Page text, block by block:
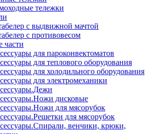
тележки
с выдвижной мачтой
с противовесом
части
для пароконвектоматов
для теплового оборудования
для холодильного оборудования
для электромеханики
дисковые
для мясорубок
для мясорубок
венчики, крюки,